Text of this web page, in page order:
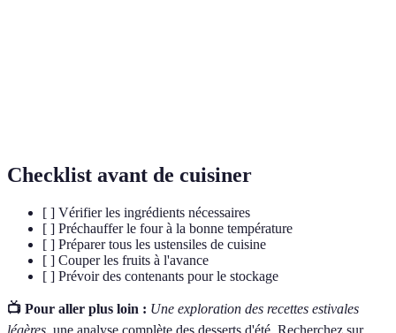
Checklist avant de cuisiner
[ ] Vérifier les ingrédients nécessaires
[ ] Préchauffer le four à la bonne température
[ ] Préparer tous les ustensiles de cuisine
[ ] Couper les fruits à l'avance
[ ] Prévoir des contenants pour le stockage
📺 Pour aller plus loin : Une exploration des recettes estivales
légères, une analyse complète des desserts d'été. Recherchez sur